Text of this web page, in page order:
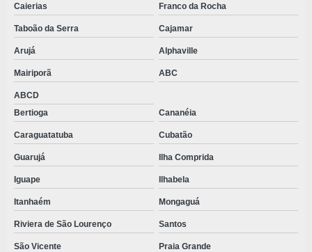
Caierias Franco da Rocha
Taboão da Serra Cajamar
Arujá Alphaville
Mairiporã ABC
ABCD
Bertioga
Cananéia
Caraguatatuba Cubatão
Guarujá Ilha Comprida
Iguape Ilhabela
Itanhaém Mongaguá
Riviera de São Lourenço Santos
São Vicente Praia Grande